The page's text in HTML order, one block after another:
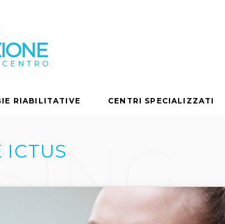
RIABILITATIVE CENTRI SPECIALIZZATI
ICTUS